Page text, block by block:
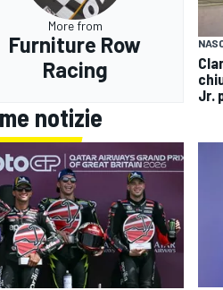
More from
Furniture Row
Racing
Jr.
notizie